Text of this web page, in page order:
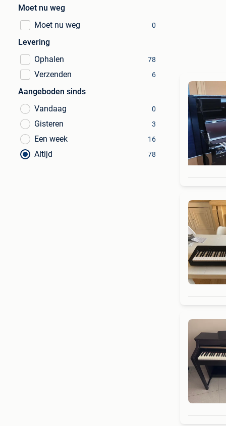
Moet nu weg
Moet nu weg
0
Levering
Ophalen
78
Verzenden 6
Aangeboden sinds
Vandaag
0
Gisteren 3
Een week 16
Altijd 78